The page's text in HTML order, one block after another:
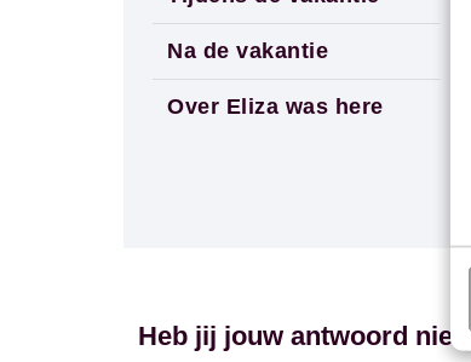
Na de vakantie
Over Eliza was here
Heb jij jouw antwoord niet